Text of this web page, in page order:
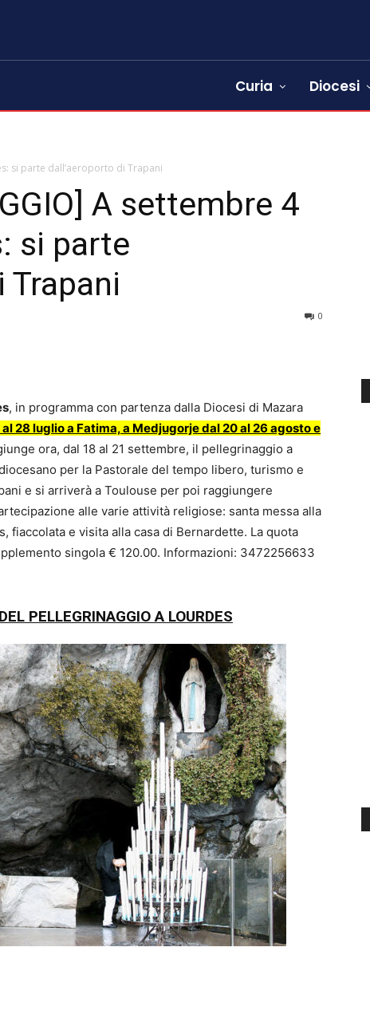
Curia Diocesi
si parte dall’aeroporto di Trapani
A settembre 4
si parte
Trapani
0
, in programma con partenza dalla Diocesi di Mazara
28 luglio a Fatima, a Medjugorje dal 20 al 26 agosto e
ora, dal 18 al 21 settembre, il pellegrinaggio a
per la Pastorale del tempo libero, turismo e
e si arriverà a Toulouse per poi raggiungere
alle varie attività religiose: santa messa alla
fiaccolata e visita alla casa di Bernardette. La quota
singola € 120.00. Informazioni: 3472256633
PELLEGRINAGGIO A LOURDES